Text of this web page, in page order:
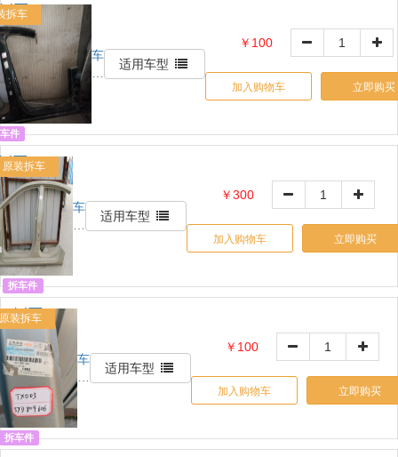
围 ABC
拆车
件
围 B
车
营
适用车型
￥100
加入购物车 立即购买
原装拆车
拆车件
L侧围
AB
OE:
26215257
车
适用车型
￥300
加入购物车 立即购买
装拆车
拆车件
车
铃
网
自
营
适用车型
￥100
加入购物车 立即购买